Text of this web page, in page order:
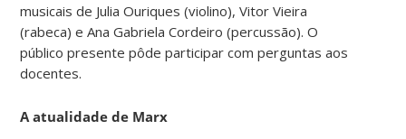
musicais de Julia Ouriques (violino), Vitor Vieira
(rabeca) e Ana Gabriela Cordeiro (percussão). O
público presente pôde participar com perguntas aos
docentes.
A atualidade de Marx